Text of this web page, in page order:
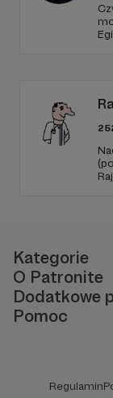
Kategorie
O Patronite
Dodatkowe
Pomoc
Regulamin